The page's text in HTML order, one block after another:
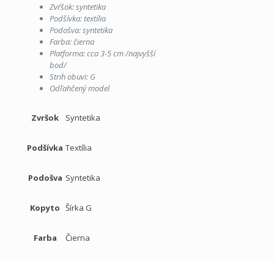
Zvŕšok: syntetika
Podšívka: textília
Podošva: syntetika
Farba: čierna
Platforma: cca 3-5 cm /najvyšší
bod/
Strih obuvi: G
Odľahčený model
Zvršok Syntetika
Podšívka Textília
Podošva Syntetika
Kopyto Šírka G
Farba Čierna